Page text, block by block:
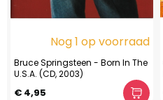
Nog 1 op voorraad
Bruce Springsteen - Born In The
U.S.A. (CD, 2003)
€ 4,95